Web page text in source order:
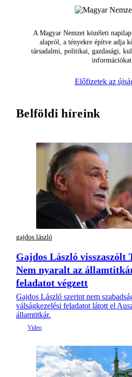
A Magyar Nemzet közéleti
alapról, a tényekre építve adja
társadalmi, politikai, gazdasági,
információkat.
Előfizetek az
Belföldi híreink
gajdos lászló
Gajdos László visszaszólt
Nem nyaralt az
feladatot végzett
Gajdos László szerint nem
válságkezelési feladatot látott el
államtitkár.